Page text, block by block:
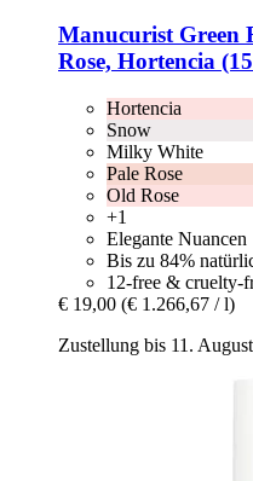
Manucurist Green
Rose, Hortencia
Hortencia
Snow
Milky White
Pale Rose
Old Rose
+1
Elegante Nuancen
Bis zu 84%
12-free & cruelty-
€ 19,00 (€ 1.266,67 / l)
Zustellung bis 11. August